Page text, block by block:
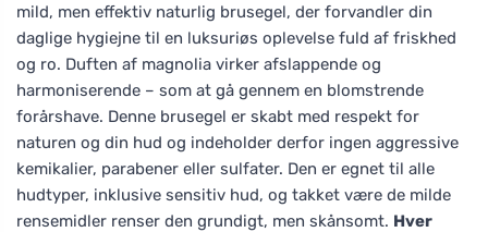
mild, men effektiv naturlig brusegel, der forvandler din
daglige hygiejne til en luksuriøs oplevelse fuld af friskhed
og ro. Duften af magnolia virker afslappende og
harmoniserende – som at gå gennem en blomstrende
forårshave. Denne brusegel er skabt med respekt for
naturen og din hud og indeholder derfor ingen aggressive
kemikalier, parabener eller sulfater. Den er egnet til alle
hudtyper, inklusive sensitiv hud, og takket være de milde
rensemidler renser den grundigt, men skånsomt. Hver